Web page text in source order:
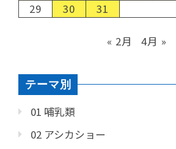
29
30 31
« 2月 4月 »
テーマ別
01 哺乳類
02 アシカショー